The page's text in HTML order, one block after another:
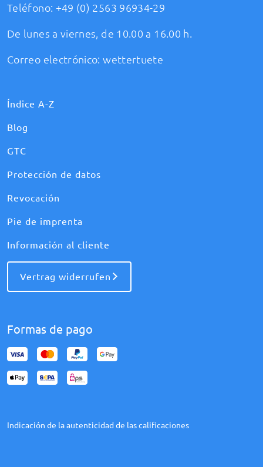
Teléfono: +49 (0) 2563 96934-29
De lunes a viernes, de 10.00 a 16.00 h.
Correo electrónico:wettertuete
Índice A-Z
Blog
GTC
Protección de datos
Revocación
Pie de imprenta
Información al cliente
Vertrag widerrufen
Formas de pago
Indicación de la autenticidad de las calificaciones